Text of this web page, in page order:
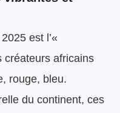
est l’«
créateurs africains
rouge, bleu.
du continent, ces